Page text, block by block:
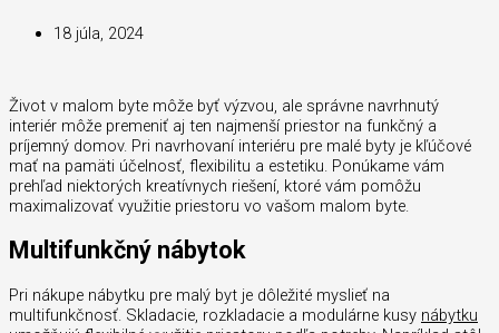
18 júla, 2024
Život v malom byte môže byť výzvou, ale správne navrhnutý
interiér môže premeniť aj ten najmenší priestor na funkčný a
príjemný domov. Pri navrhovaní interiéru pre malé byty je kľúčové
mať na pamäti účelnosť, flexibilitu a estetiku. Ponúkame vám
prehľad niektorých kreatívnych riešení, ktoré vám pomôžu
maximalizovať využitie priestoru vo vašom malom byte.
Multifunkčný nábytok
Pri nákupe nábytku pre malý byt je dôležité myslieť na
multifunkčnosť. Skladacie, rozkladacie a modulárne kusy nábytku